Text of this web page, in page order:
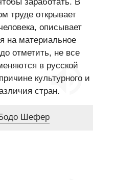
труде открывает
описывает
на материальное
отметить, не все
в русской
культурного и
стран.
Шефер